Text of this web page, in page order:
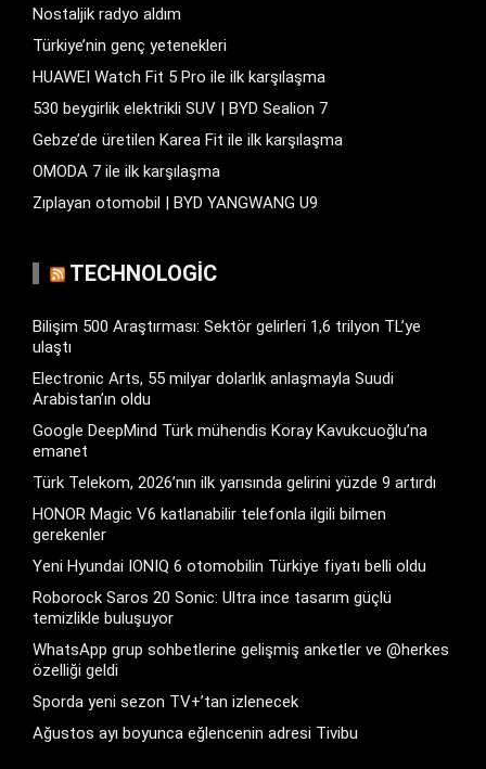
Nostaljik radyo aldım
Türkiye’nin genç yetenekleri
HUAWEI Watch Fit 5 Pro ile ilk karşılaşma
530 beygirlik elektrikli SUV | BYD Sealion 7
Gebze’de üretilen Karea Fit ile ilk karşılaşma
OMODA 7 ile ilk karşılaşma
Zıplayan otomobil | BYD YANGWANG U9
TECHNOLOGIC
Bilişim 500 Araştırması: Sektör gelirleri 1,6 trilyon TL’ye
ulaştı
Electronic Arts, 55 milyar dolarlık anlaşmayla Suudi
Arabistan’ın oldu
Google DeepMind Türk mühendis Koray Kavukcuoğlu’na
emanet
Türk Telekom, 2026’nın ilk yarısında gelirini yüzde 9 artırdı
HONOR Magic V6 katlanabilir telefonla ilgili bilmen
gerekenler
Yeni Hyundai IONIQ 6 otomobilin Türkiye fiyatı belli oldu
Roborock Saros 20 Sonic: Ultra ince tasarım güçlü
temizlikle buluşuyor
WhatsApp grup sohbetlerine gelişmiş anketler ve @herkes
özelliği geldi
Sporda yeni sezon TV+’tan izlenecek
Ağustos ayı boyunca eğlencenin adresi Tivibu